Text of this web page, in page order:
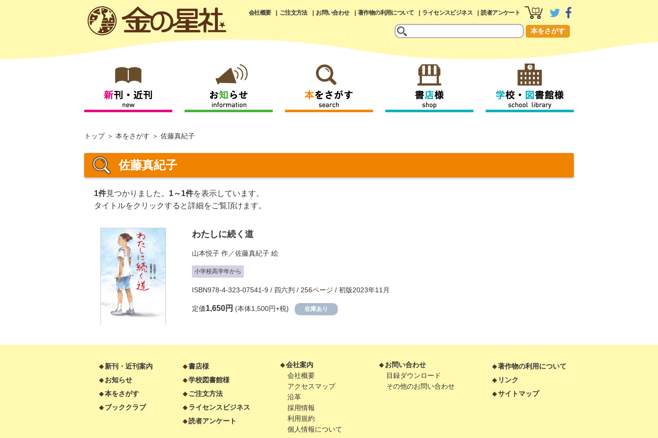
会社概要 ご注文方法 お問い合わせ 著作物の利用について ライセンスビジネス 読者アンケート
本をさがす
トップ 本をさがす 佐藤真紀子
佐藤真紀子
1件見つかりました。 1～1件を表示しています。
タイトルをクリックすると詳細をご覧頂けます。
わたしに続く道
山本悦子 作／佐藤真紀子 絵
小学校高学年から
ISBN978-4-323-07541-9 / 四六判 / 256ページ / 初版2023年11月
定価1,650円 (本体1,500円+税) 在庫あり
新刊・近刊案内
お知らせ
本をさがす
ブッククラブ
書店様
学校図書館様
ご注文方法
ライセンスビジネス
読者アンケート
会社案内
会社概要
アクセスマップ
沿革
採用情報
利用規約
個人情報について
お問い合わせ
目録ダウンロード
その他のお問い合わせ
著作物の利用について
リンク
サイトマップ